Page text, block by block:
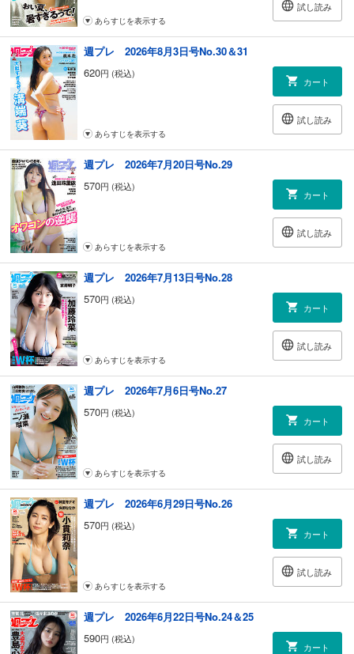
【広告】猿渡 哲也『TOUGH 龍を継ぐ男 第33巻』絶賛発売中!!!
＜グラビアインタビュー＞ 吉田莉々加（女優、タレント）
＜グラビアインタビュー＞ 高橋かの（タレント）
＜グラビアインタビュー＞ 一ノ瀬瑠菜（アイドル）
＜グラビアインタビュー＞ 田中碧空（女優）
＜グラビアインタビュー＞ 未梨一花（グラビアアイドル）
＜グラビアインタビュー＞ 土田優空（グラビアアイドル）
＜グラビアインタビュー＞ はのんまゆ（アイドル）
呂布カルマのフリースタイル人生論
宇垣美里の人生はロックだ!!
安齋肇の空耳だぜ！人生は
インプレ！【超ギンギンカーSP】vol.367 韓国ヒョンデ・アイオニック
5Nの走りがおもしれぇー!!
即買いガジェット
山下メロの【平成レトロ】博物館
野島慎一郎の激ウマ!! バカレシピ研究所
【広告】落合 博満『こたえあわせ 伝説の舞台裏 落合博満対談集』
【広告】爪 切男『午前三時の化粧水』
エロのミカタ／安田理央
バストもヒップも1ｍ超え!! 次世代爆乳＆爆尻AV女優!!
“本”人襲撃
スポーツのキワミ
骨しゃぶりの『〇〇の文化史』ぜんぶ読む
ひろゆきの「この件について」
江夏豊のアウトロー野球論
AKB48 20周年イヤー開幕!! 次世代エース座談会「令和のAKB48ってぶっ
ちゃけどうなの？」
激化するスキマバイト「プラットフォーム戦争」の勝者は誰だ？
トランプ印の“第6世代戦闘機”F-47ってガチ!? それともパチ!?
ミツカン「LOVERZたれつゆ にんにく醤油」をいろんなものにかけて食
ってみた！
海を泳いで渡った“離島イノシシ”が日本各地で増殖している!!
次号予告＆アンケート
地球デビュー40周年 デーモン閣下スペシャルインタビュー
SUNNY GIRL 田中碧空
HONEY 未梨一花
癒やしの日韓ハーフ美女 土田優空
おぼれて、とろけて。はのんまゆ(INUWASI)
井口裕香カレンダーブック2025.4～2026.3 好評発売中!!
週プレNo.16 今週の中身です!!
試し読み
あらすじを表示する
週プレ 2026年8月3日号No.30＆31
620円 (税込)
カート
試し読み
あらすじを表示する
週プレ 2026年7月20日号No.29
570円 (税込)
カート
試し読み
あらすじを表示する
週プレ 2026年7月13日号No.28
570円 (税込)
カート
試し読み
あらすじを表示する
週プレ 2026年7月6日号No.27
570円 (税込)
カート
試し読み
あらすじを表示する
週プレ 2026年6月29日号No.26
570円 (税込)
カート
試し読み
あらすじを表示する
週プレ 2026年6月22日号No.24＆25
590円 (税込)
カート